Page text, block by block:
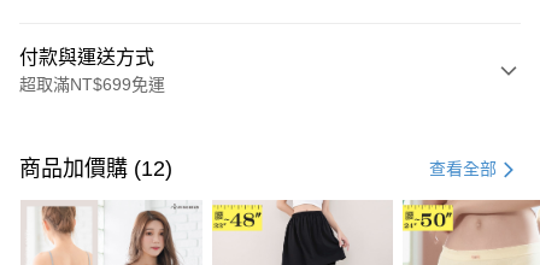
付款與運送方式
超取滿NT$699免運
信用卡一次付款
超商取貨付款
LINE Pay
商品加價購 (12) 查看全部